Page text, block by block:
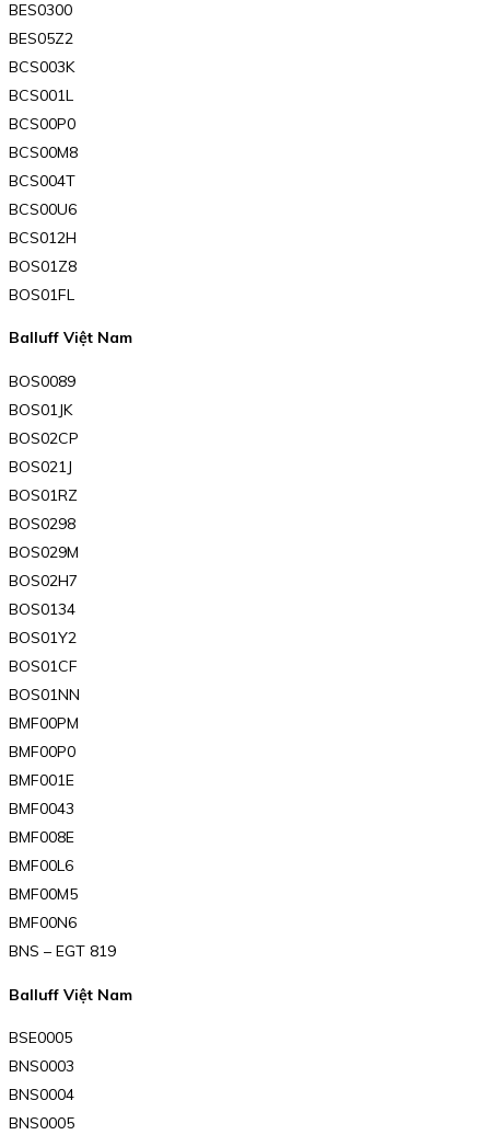
BES0300
BES05Z2
BCS003K
BCS001L
BCS00P0
BCS00M8
BCS004T
BCS00U6
BCS012H
BOS01Z8
BOS01FL
Balluff Việt Nam
BOS0089
BOS01JK
BOS02CP
BOS021J
BOS01RZ
BOS0298
BOS029M
BOS02H7
BOS0134
BOS01Y2
BOS01CF
BOS01NN
BMF00PM
BMF00P0
BMF001E
BMF0043
BMF008E
BMF00L6
BMF00M5
BMF00N6
BNS – EGT 819
Balluff Việt Nam
BSE0005
BNS0003
BNS0004
BNS0005